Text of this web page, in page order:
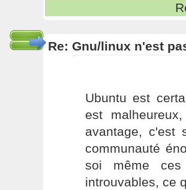
Re: Gnu/linux n'est
Ubuntu est
est
avantage, c'est
communauté
soi même ces
introuvables, ce